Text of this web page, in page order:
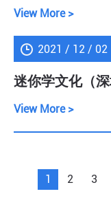
View More >
2021 / 12 / 02
迷你学文化（
View More >
1 2 3